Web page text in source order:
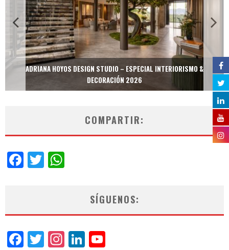
ADRIANA HOYOS DESIGN STUDIO – ESPECIAL INTERIORISMO &
DECORACIÓN 2026
COMPARTIR:
Facebook
Twitter
SÍGUENOS:
Facebook
Twitter
Instagram
LinkedIn